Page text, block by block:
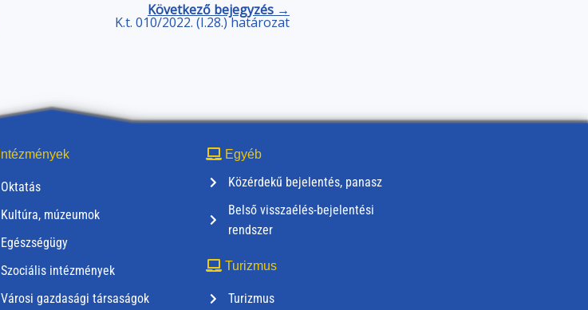
Következő bejegyzés →
K.t. 010/2022. (I.28.) határozat
Intézmények
Oktatás
Kultúra, múzeumok
Egészségügy
Szociális intézmények
Városi gazdasági társaságok
Egyéb
Közérdekű bejelentés, panasz
Belső visszaélés-bejelentési
rendszer
Turizmus
Turizmus